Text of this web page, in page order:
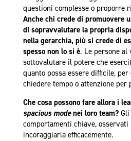
questioni complesse o proporre
Anche chi crede di promuovere
di sopravvalutare la propria
nella gerarchia, più si crede di
spesso non lo si è. Le persone al
sottovalutare il potere che
quanto possa essere difficile,
chiedere tempo o attenzione per
Che cosa possono fare allora i
spacious modenei loro team?Gli
comportamenti chiave, osservati
incoraggiarla efficacemente.